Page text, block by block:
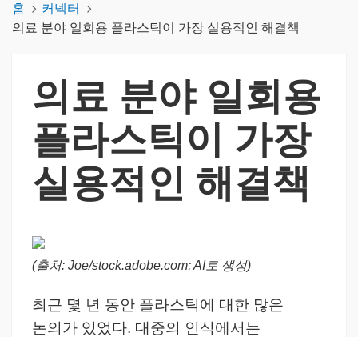
홈
커넥터
의료 분야 일회용 플라스틱이 가장 실용적인 해결책
의료 분야 일회용
플라스틱이 가장
실용적인 해결책
(출처: Joe/stock.adobe.com; AI로 생성)
최근 몇 년 동안 플라스틱에 대한 많은
논의가 있었다. 대중의 인식에서는